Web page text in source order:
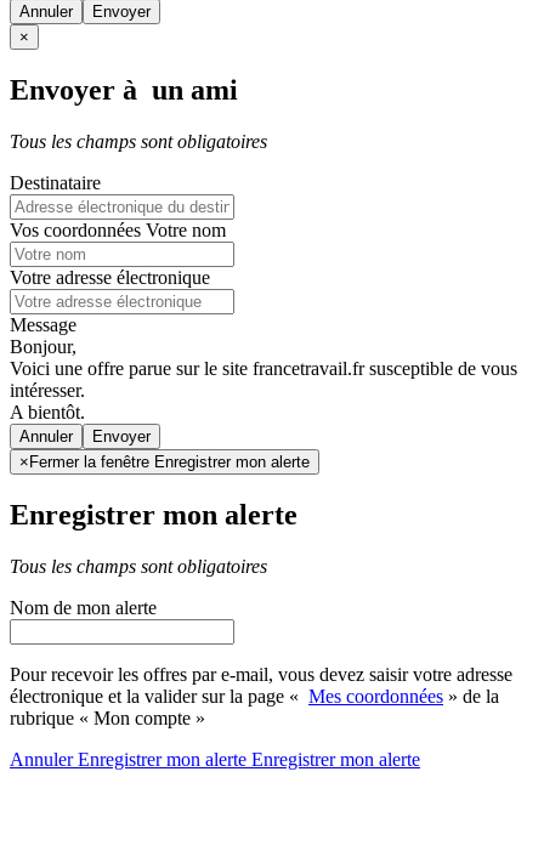
Annuler
×
Envoyer à un ami
Tous les champs sont obligatoires
Destinataire
Vos coordonnées Votre nom
Votre adresse électronique
Message
Bonjour,
Voici une offre parue sur le site francetravail.fr susceptible de vous
intéresser.
A bientôt.
Annuler
× Fermer la fenêtre Enregistrer mon alerte
Enregistrer mon alerte
Tous les champs sont obligatoires
Nom de mon alerte
Pour recevoir les offres par e-mail, vous devez saisir votre adresse
électronique et la valider sur la page « Mes coordonnées » de la
rubrique « Mon compte »
AnnulerEnregistrer mon alerte Enregistrermon alerte